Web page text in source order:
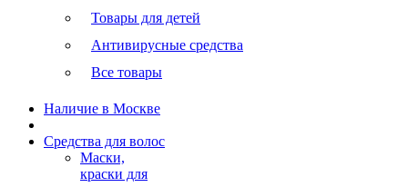
Товары для детей
Антивирусные средства
Все товары
Наличие в Москве
Средства для волос
Маски,
краски для